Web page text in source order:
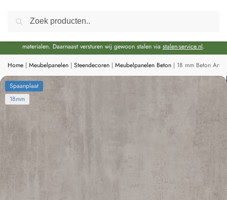
Door de bouwvakperiode geldt momenteel een extra levertijd van circa 3 weken
materialen. Daarnaast versturen wij gewoon stalen via stalen-service.nl.
Home | Meubelpanelen | Steendecoren | Meubelpanelen Beton | 18 mm Beton Art
Spaanplaat
18mm